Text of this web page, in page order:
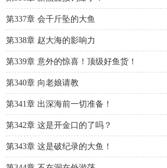
第337章 会千斤坠的大鱼
第338章 赵大海的影响力
第339章 意外的惊喜！顶级好鱼货！
第340章 向老娘请教
第341章 出深海前一切准备！
第342章 这是开金口的了吗？
第343章 这是破纪录的大鱼！